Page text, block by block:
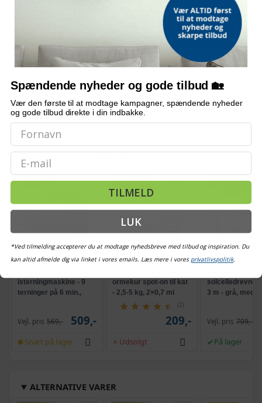
Hvilken højde og diameter har stolperne?
Hvilket materiale er de lavet af?
Hvad kan stolperne bruges til?
Bemærk: FAQ er vejledende information. Vi tager forbehold for fejl og
mangler, og oplysningerne er ikke juridisk bindende.
OFTE KØBT SAMMEN MED
POPULÆR
isterningmaskine - 9
terninger på 6 min.,
Vejl. pris 569,- 509,-
Snart på lager
POPULÆR
ormekur spot-on til kat
- 2,5-5 kg, 2×0,7 ml
(2)
209,-
Udsolgt
POPULÆR
solcelledrevne
3 m - grå, med
Vejl. pris 709,-
På lager
ALTERNATIVE VARER
Spændende nyheder og gode tilbud 🏡
Vær den første til at modtage kampagner, spændende nyheder
og gode tilbud direkte i din indbakke.
Email
TILMELD
LUK
*Ved tilmelding accepterer du at modtage nyhedsbreve med tilbud og inspiration. Du
kan altid afmelde dig via linket i vores emails. Læs mere i vores privatlivspolitik.